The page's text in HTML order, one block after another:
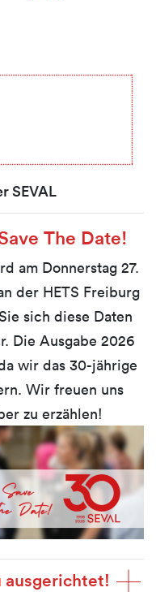
SEVAL
The Date!
am Donnerstag 27.
der HETS Freiburg
sich diese Daten
Die Ausgabe 2026
wir das 30-jährige
Wir freuen uns
zu erzählen!
ausgerichtet!